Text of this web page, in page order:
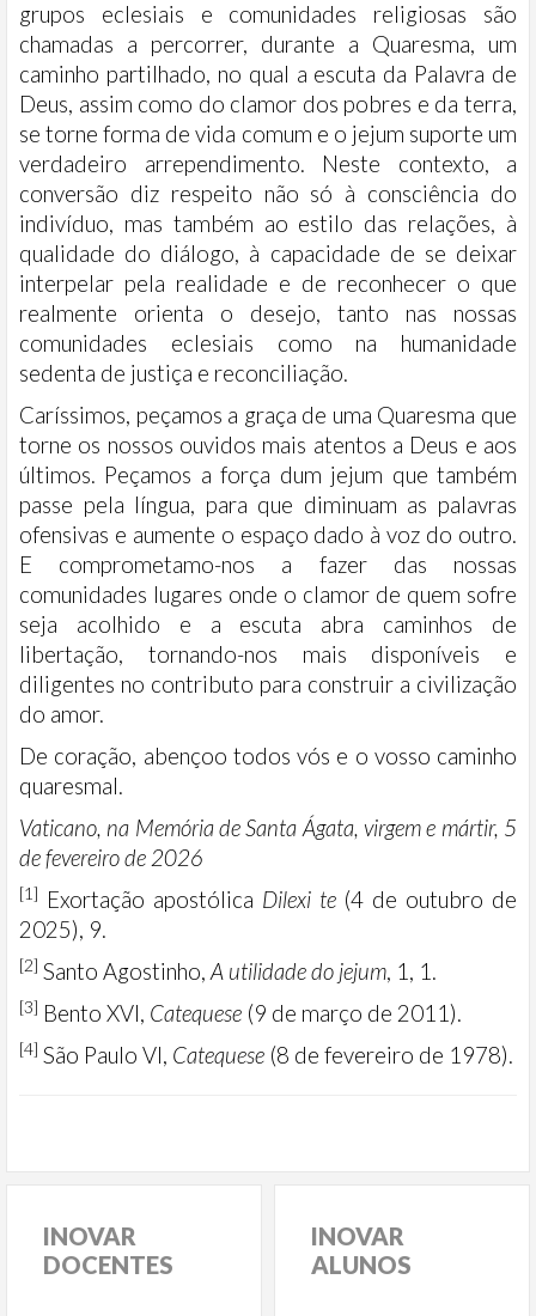
grupos eclesiais e comunidades religiosas são
chamadas a percorrer, durante a Quaresma, um
caminho partilhado, no qual a escuta da Palavra de
Deus, assim como do clamor dos pobres e da terra,
se torne forma de vida comum e o jejum suporte um
verdadeiro arrependimento. Neste contexto, a
conversão diz respeito não só à consciência do
indivíduo, mas também ao estilo das relações, à
qualidade do diálogo, à capacidade de se deixar
interpelar pela realidade e de reconhecer o que
realmente orienta o desejo, tanto nas nossas
comunidades eclesiais como na humanidade
sedenta de justiça e reconciliação.
Caríssimos, peçamos a graça de uma Quaresma que
torne os nossos ouvidos mais atentos a Deus e aos
últimos. Peçamos a força dum jejum que também
passe pela língua, para que diminuam as palavras
ofensivas e aumente o espaço dado à voz do outro.
E comprometamo-nos a fazer das nossas
comunidades lugares onde o clamor de quem sofre
seja acolhido e a escuta abra caminhos de
libertação, tornando-nos mais disponíveis e
diligentes no contributo para construir a civilização
do amor.
De coração, abençoo todos vós e o vosso caminho
quaresmal.
Vaticano, na Memória de Santa Ágata, virgem e mártir, 5
de fevereiro de 2026
[1] Exortação apostólica Dilexi te(4 de outubro de
2025), 9.
[2] Santo Agostinho, A utilidade do jejum, 1, 1.
[3] Bento XVI, Catequese (9 de março de 2011).
[4] São Paulo VI, Catequese (8 de fevereiro de 1978).
INOVAR
DOCENTES
INOVAR
ALUNOS